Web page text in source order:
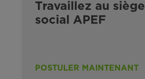
Travaillez au siège
social APEF
POSTULER MAINTENANT